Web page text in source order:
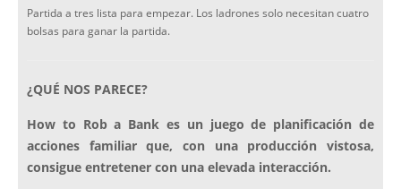
Partida a tres lista para empezar. Los ladrones solo necesitan cuatro
bolsas para ganar la partida.
¿QUÉ NOS PARECE?
How to Rob a Bank es un juego de planificación de
acciones familiar que, con una producción vistosa,
consigue entretener con una elevada interacción.